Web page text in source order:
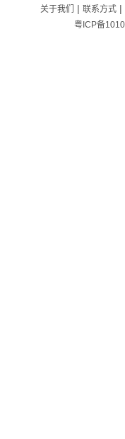
关于我们 | 联系方式|
粤ICP备